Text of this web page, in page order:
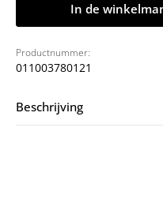
In de
Productnummer:
011003780121
Beschrijving